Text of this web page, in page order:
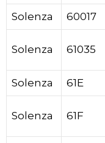
Solenza 60017
Solenza 61035
Solenza 61E
Solenza 61F